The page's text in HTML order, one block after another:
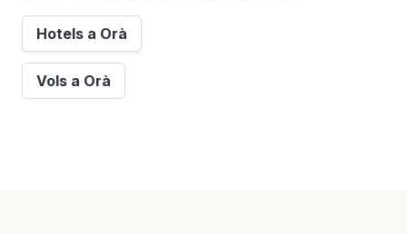
Hotels a Orà
Vols a Orà